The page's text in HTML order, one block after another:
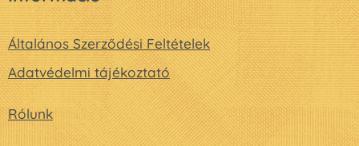
Általános Szerződési Feltételek
Adatvédelmi tájékoztató
Rólunk